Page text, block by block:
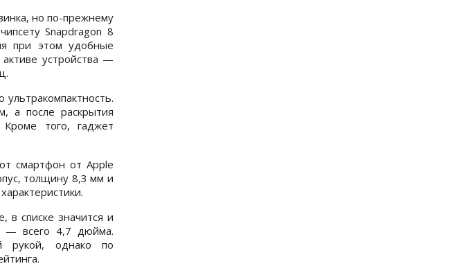
но по-прежнему
Snapdragon 8
при этом удобные
устройства —
а после раскрытия
Кроме того, гаджет
смартфон от Apple
толщину 8,3 мм и
в списке значится и
— всего 4,7 дюйма.
рукой, однако по